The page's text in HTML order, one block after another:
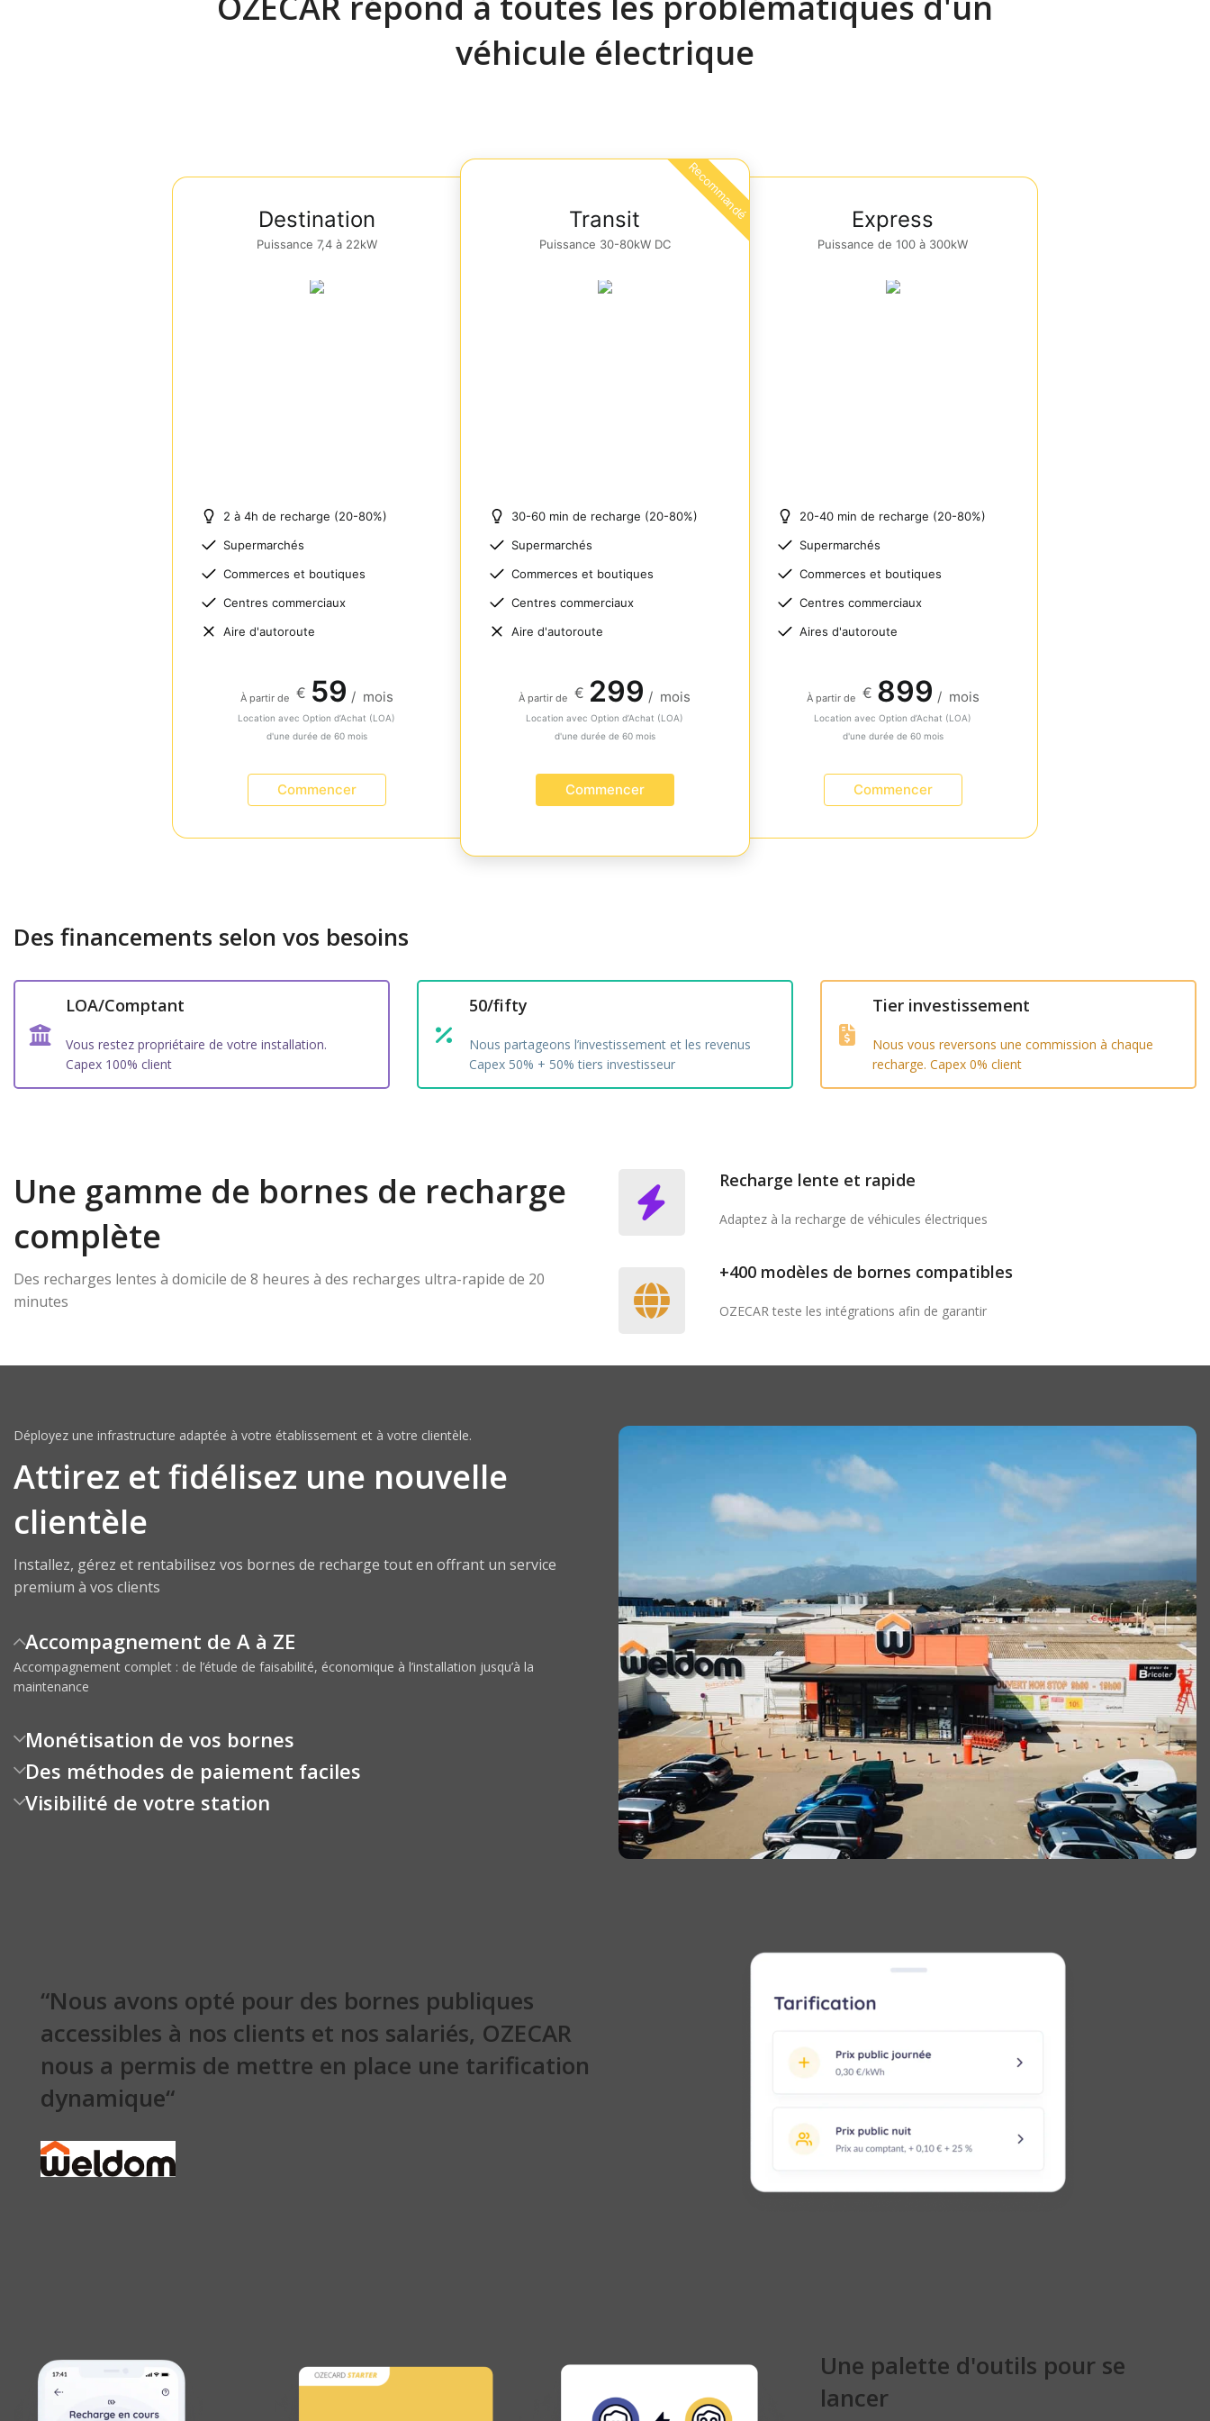
véhicule électrique
Destination
Puissance 7,4 à 22kW
2 à 4h de recharge (20-80%)
Supermarchés
Commerces et boutiques
Centres commerciaux
Aire d'autoroute
À partir de € 59 / mois
Location avec Option d’Achat (LOA)
d'une durée de 60 mois
Commencer
Transit
Puissance 30-80kW DC
30-60 min de recharge (20-80%)
Supermarchés
Commerces et boutiques
Centres commerciaux
Aire d'autoroute
À partir de € 299 / mois
Location avec Option d’Achat (LOA)
d'une durée de 60 mois
Commencer
Recommandé Express
Puissance de 100 à 300kW
20-40 min de recharge (20-80%)
Supermarchés
Commerces et boutiques
Centres commerciaux
Aires d'autoroute
À partir de € 899 / mois
Location avec Option d’Achat (LOA)
d'une durée de 60 mois
Commencer
Des financements selon vos besoins
LOA/Comptant
Vous restez propriétaire de votre installation.
Capex 100% client
50/fifty
Nous partageons l’investissement et les revenus
Capex 50% + 50% tiers investisseur
Tier investissement
Nous vous reversons une commission à chaque
recharge. Capex 0% client
Une gamme de bornes de recharge
complète
Des recharges lentes à domicile de 8 heures à des recharges ultra-rapide de 20
minutes
Recharge lente et rapide
Adaptez à la recharge de véhicules électriques
+400 modèles de bornes compatibles
OZECAR teste les intégrations afin de garantir
Déployez une infrastructure adaptée à votre établissement et à votre clientèle.
Attirez et fidélisez une nouvelle
clientèle
Installez, gérez et rentabilisez vos bornes de recharge tout en offrant un service
premium à vos clients
Accompagnement de A à ZE
Accompagnement complet : de l’étude de faisabilité, économique à l’installation jusqu’à la
maintenance
Monétisation de vos bornes
Des méthodes de paiement faciles
Visibilité de votre station
“Nous avons opté pour des bornes publiques
accessibles à nos clients et nos salariés, OZECAR
nous a permis de mettre en place une tarification
dynamique“
Une palette d'outils pour se
lancer